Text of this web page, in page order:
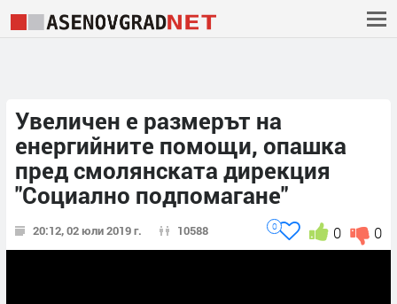
Увеличен е размерът на
енергийните помощи, опашка
пред смолянската дирекция
"Социално подпомагане"
20:12, 02 юли 2019 г. 10588 0
0
0